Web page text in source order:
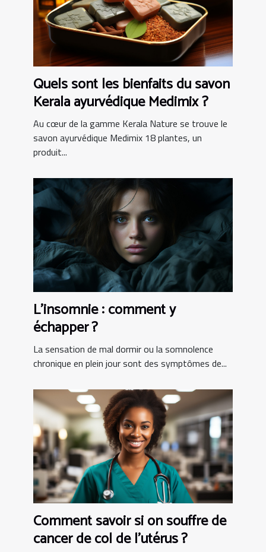
Quels sont les bienfaits du savon
Kerala ayurvédique Medimix ?
Au cœur de la gamme Kerala Nature se trouve le
savon ayurvédique Medimix 18 plantes, un
produit...
L’insomnie : comment y
échapper ?
La sensation de mal dormir ou la somnolence
chronique en plein jour sont des symptômes de...
Comment savoir si on souffre de
cancer de col de l’utérus ?